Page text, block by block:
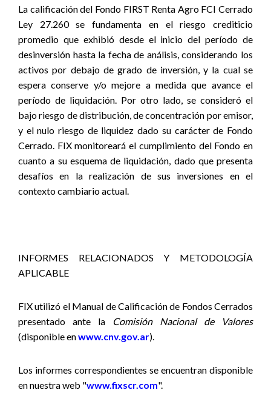
La calificación del Fondo FIRST Renta Agro FCI Cerrado
Ley 27.260 se fundamenta en el riesgo crediticio
promedio que exhibió desde el inicio del período de
desinversión hasta la fecha de análisis, considerando los
activos por debajo de grado de inversión, y la cual se
espera conserve y/o mejore a medida que avance el
período de liquidación. Por otro lado, se consideró el
bajo riesgo de distribución, de concentración por emisor,
y el nulo riesgo de liquidez dado su carácter de Fondo
Cerrado. FIX monitoreará el cumplimiento del Fondo en
cuanto a su esquema de liquidación, dado que presenta
desafíos en la realización de sus inversiones en el
contexto cambiario actual.
INFORMES RELACIONADOS Y METODOLOGÍA
APLICABLE
FIX utilizó el Manual de Calificación de Fondos Cerrados
presentado ante la
Comisión Nacional de Valores
(disponibleenwww.cnv.gov.ar).
Los informes correspondientes se encuentran disponible
en nuestra web "www.fixscr.com".